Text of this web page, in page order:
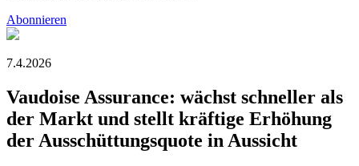
Abonnieren
7.4.2026
Vaudoise Assurance: wächst schneller als
der Markt und stellt kräftige Erhöhung
der Ausschüttungsquote in Aussicht